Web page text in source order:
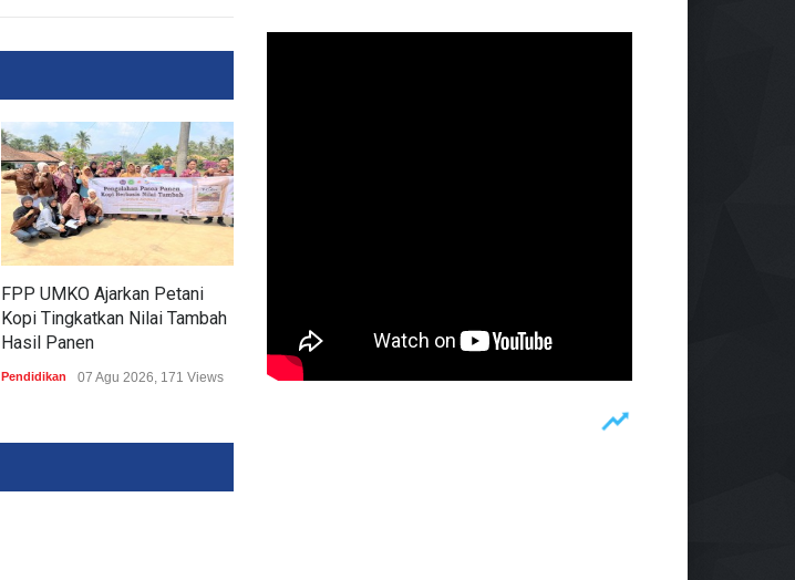
FPP UMKO Ajarkan Petani
Kopi Tingkatkan Nilai Tambah
Hasil Panen
Pendidikan 07 Agu 2026, 171 Views
Simpanan Pelajar
Pendidikan 06 Agu 2026, 186 Views